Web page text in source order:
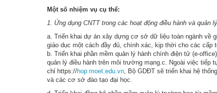
Một số nhiệm vụ cụ thể:
1. Ứng dụng CNTT trong các hoạt động điều hành và quản
a. Triển khai dự án xây dựng cơ sở dữ liệu toàn ngành về
giáo dục một cách đầy đủ, chính xác, kịp thời cho các cấp
b. Triển khai phần mềm quản lý hành chính điện tử (e-
quản lý điều hành trên môi trường mạng.c. Ngoài việc tiếp
chỉ https://hop.moet.edu.vn , Bộ GDĐT sẽ triển khai hệ
và các cơ sở đào tạo đại học.